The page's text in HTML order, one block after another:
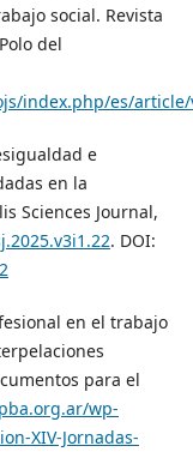
social. Revista
del
index.php/es/
e
en la
Sciences Journal,
. DOI:
en el trabajo
para el
wp-
XIV-Jornadas-